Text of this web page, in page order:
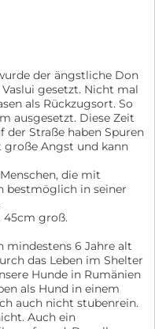
der ängstliche Don
gesetzt. Nicht mal
als Rückzugsort. So
ausgesetzt. Diese Zeit
der Straße haben Spuren
große Angst und kann
die mit
bestmöglich in seiner
45cm groß.
mindestens 6 Jahre alt
das Leben im Shelter
Hunde in Rumänien
als Hund in einem
auch nicht stubenrein.
Auch ein